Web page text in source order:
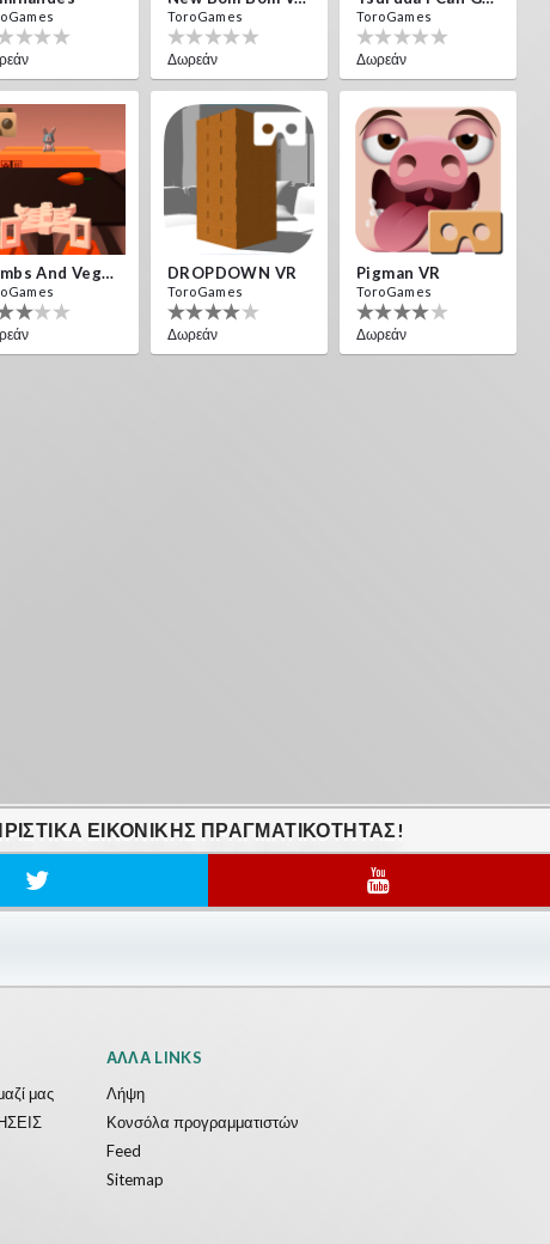
ToroGames
Δωρεάν
ToroGames
Δωρεάν
Bombs And Veggies DROPDOWN VR
ToroGames
Δωρεάν
Pigman VR
ToroGames
Δωρεάν
ΕΙΚΟΝΙΚΗΣ ΠΡΑΓΜΑΤΙΚΟΤΗΤΑΣ!
μας
ΆΛΛΑ LINKS
Λήψη
Κονσόλα προγραμματιστών
Feed
Sitemap